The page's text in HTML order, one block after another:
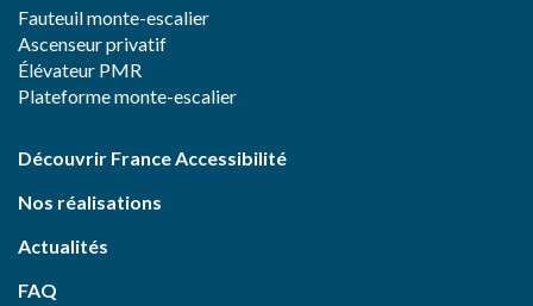
Fauteuil monte-escalier
Ascenseur privatif
Élévateur PMR
Plateforme monte-escalier
Découvrir France Accessibilité
Nos réalisations
Actualités
FAQ